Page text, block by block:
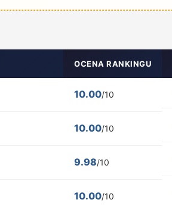
OCENA RANKINGU
10.00/10
10.00/10
9.98/10
10.00/10